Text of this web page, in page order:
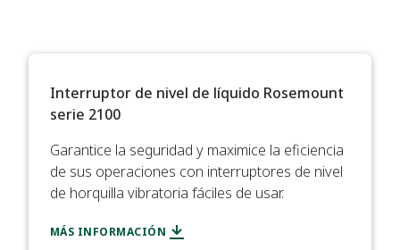
Interruptor de nivel de líquido Rosemount
serie 2100 ​ ​
Garantice la seguridad y maximice la eficiencia
de sus operaciones con interruptores de nivel
de horquilla vibratoria fáciles de usar.
MÁS INFORMACIÓN